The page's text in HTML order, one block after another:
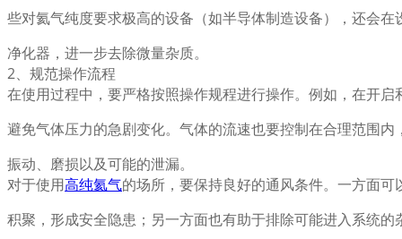
些对氦气纯度要求极高的设备（如半导体制造设备），还会
净化器，进一步去除微量杂质。
2、规范操作流程
在使用过程中，要严格按照操作规程进行操作。例如，在开
避免气体压力的急剧变化。气体的流速也要控制在合理范围
振动、磨损以及可能的泄漏。
对于使用高纯氦气的场所，要保持良好的通风条件。一方面
积聚，形成安全隐患；另一方面也有助于排除可能进入系统的